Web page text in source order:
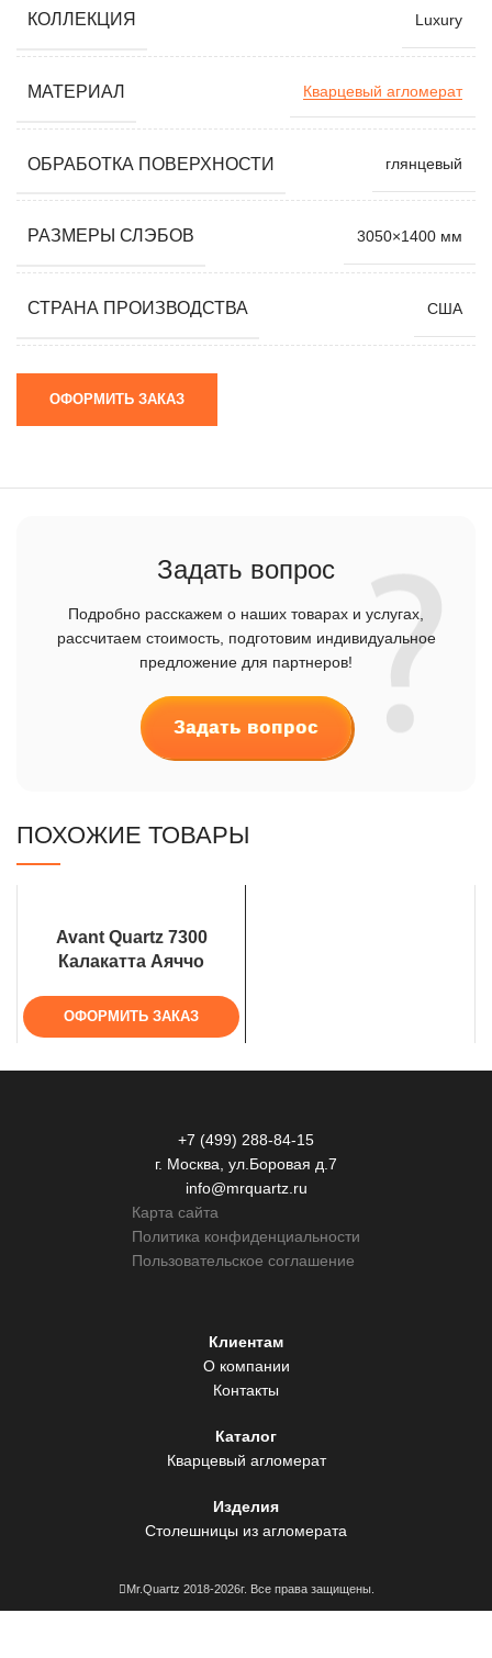
КОЛЛЕКЦИЯ Luxury
МАТЕРИАЛ Кварцевый агломерат
ОБРАБОТКА ПОВЕРХНОСТИ глянцевый
РАЗМЕРЫ СЛЭБОВ 3050×1400 мм
СТРАНА ПРОИЗВОДСТВА США
ОФОРМИТЬ ЗАКАЗ
Задать вопрос
Подробно расскажем о наших товарах и услугах,
рассчитаем стоимость, подготовим индивидуальное
предложение для партнеров!
Задать вопрос
ПОХОЖИЕ ТОВАРЫ
Avant Quartz 7300
Калакатта Аяччо
ОФОРМИТЬ ЗАКАЗ
+7 (499) 288-84-15
г. Москва, ул.Боровая д.7
info@mrquartz.ru
Карта сайта
Политика конфиденциальности
Пользовательское соглашение
Клиентам
О компании
Контакты
Каталог
Кварцевый агломерат
Изделия
Столешницы из агломерата
Mr.Quartz 2018-2026г. Все права защищены.